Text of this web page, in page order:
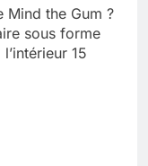
Mind the Gum ?
sous forme
15